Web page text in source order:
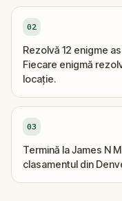
02
Rezolvă 12 enigme
Fiecare enigmă
locație.
03
Termină la James N
clasamentul din